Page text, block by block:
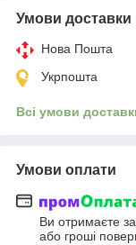
Умови доставки
Нова Пошта
Укрпошта
Всі умови
Умови оплати
Ви отримаєте
або гроші